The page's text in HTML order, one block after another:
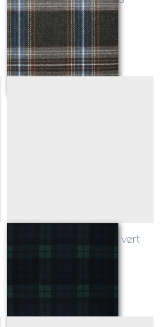
Sur demande
BARNET bleu nuit / vert